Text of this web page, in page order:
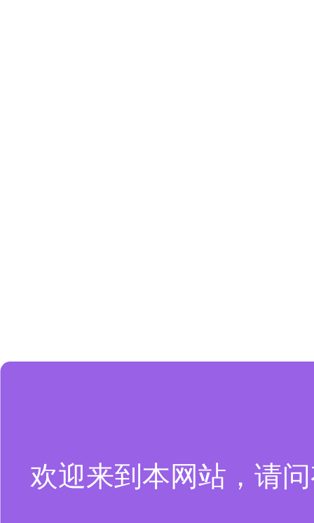
欢迎来到本网站，请